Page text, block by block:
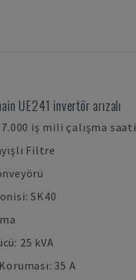
UE241 invertör arızalı
7.000 iş mili çalışma saati
Filtre
SK40
25 kVA
35 A